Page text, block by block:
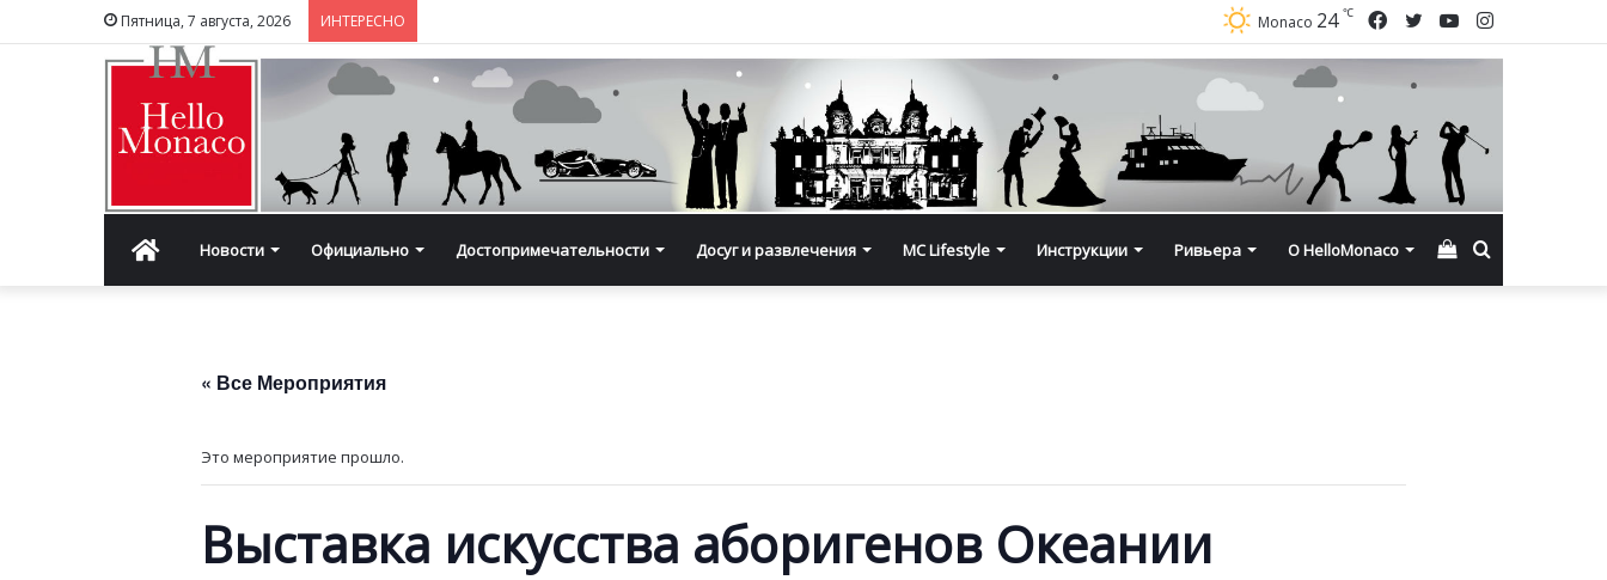
Пятница, 7 августа, 2026 ИНТЕРЕСНО Instagram
YouTube
Twitter
Facebook
Monaco 24 ℃
ГлавнаяНовости Официально Достопримечательности Досуг и развлечения MC Lifestyle Инструкции Ривьера О HelloMonaco Смотреть
« Все Мероприятия
Это мероприятие прошло.
Выставка искусства аборигенов Океании